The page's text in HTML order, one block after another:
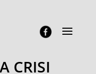
CRISI